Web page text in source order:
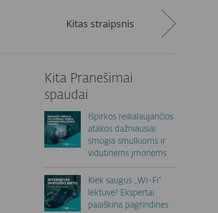
Kitas straipsnis
Kita Pranešimai
spaudai
Išpirkos reikalaujančios
atakos dažniausiai
smogia smulkioms ir
vidutinėms įmonėms
Kiek saugus „Wi-Fi“
lėktuve? Ekspertai
paaiškina pagrindines